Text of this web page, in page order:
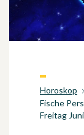
Horoskop
Fische
Freitag